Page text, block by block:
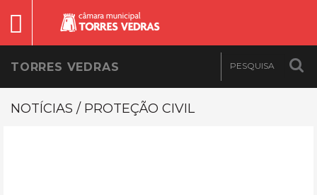
TORRES VEDRAS
NOTÍCIAS / PROTEÇÃO CIVIL